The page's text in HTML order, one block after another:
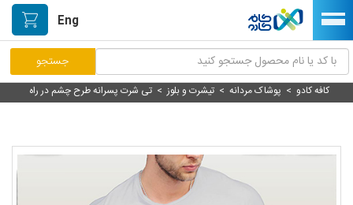
Eng
مرکز پاسخگویی مشتریان
کافه کادو > پوشاک مردانه > تیشرت و بلوز> تی شرت پسرانه طرح چشم در راه